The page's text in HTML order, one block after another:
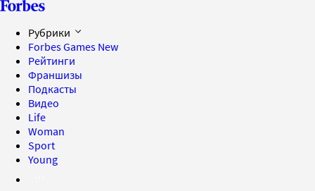
Рубрики
Forbes Games New
Рейтинги
Франшизы
Подкасты
Видео
Life
Woman
Sport
Young